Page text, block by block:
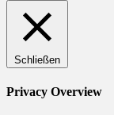
Schließen
Privacy Overview